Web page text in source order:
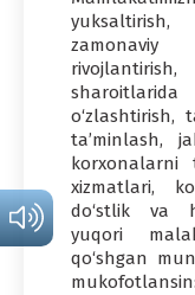
o‘zlashtirish,
ta’minlash,
korxonalarni
xizmatlari,
do‘stlik va
yuqori
qo‘shgan
mukofotlansin: